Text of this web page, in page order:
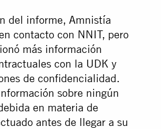
del informe, Amnistía
contacto con NNIT, pero
más información
con la UDK y
de confidencialidad.
sobre ningún
en materia de
antes de llegar a su